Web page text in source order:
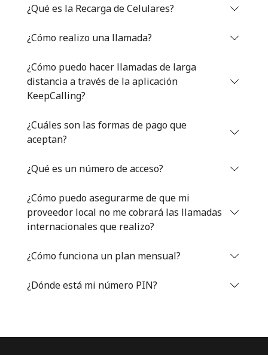
¿Olvidaste tu contraseña? →
Iniciar Sesión
¿Qué es la Recarga de Celulares?
¿Cómo realizo una llamada?
¿Cómo puedo hacer llamadas de larga
distancia a través de la aplicación
KeepCalling?
¿Cuáles son las formas de pago que
aceptan?
¿Qué es un número de acceso?
¿Cómo puedo asegurarme de que mi
proveedor local no me cobrará las llamadas
internacionales que realizo?
¿Cómo funciona un plan mensual?
¿Dónde está mi número PIN?